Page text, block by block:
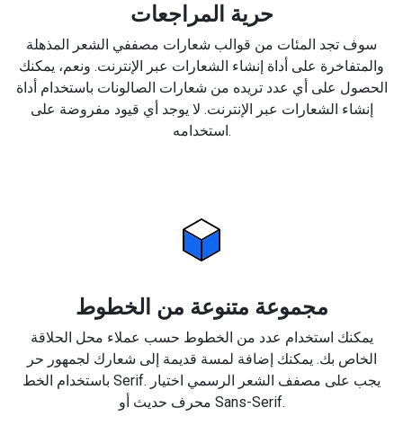
حرية المراجعات
سوف تجد المئات من قوالب شعارات مصففي الشعر المذهلة
والمتفاخرة على أداة إنشاء الشعارات عبر الإنترنت. ونعم، يمكنك
الحصول على أي عدد تريده من شعارات الصالونات باستخدام أداة
إنشاء الشعارات عبر الإنترنت. لا يوجد أي قيود مفروضة على
استخدامه.
مجموعة متنوعة من الخطوط
يمكنك استخدام عدد من الخطوط حسب عملاء محل الحلاقة
الخاص بك. يمكنك إضافة لمسة قديمة إلى شعارك لجمهور حر
باستخدام الخط Serif. يجب على مصفف الشعر الرسمي اختيار
محرف حديث أو Sans-Serif.